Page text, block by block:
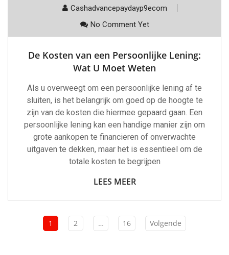
Cashadvancepaydayp9ecom
No Comment Yet
De Kosten van een Persoonlijke Lening:
Wat U Moet Weten
Als u overweegt om een persoonlijke lening af te
sluiten, is het belangrijk om goed op de hoogte te
zijn van de kosten die hiermee gepaard gaan. Een
persoonlijke lening kan een handige manier zijn om
grote aankopen te financieren of onverwachte
uitgaven te dekken, maar het is essentieel om de
totale kosten te begrijpen
LEES MEER
1 2 … 16 Volgende